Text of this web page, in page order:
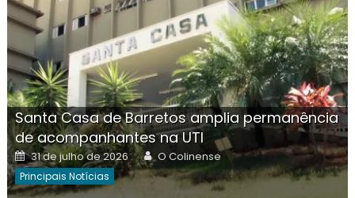
Santa Casa de Barretos amplia permanência
de acompanhantes na UTI
Posted
on
31 de julho de 2026 Author
O Colinense
Principais Notícias